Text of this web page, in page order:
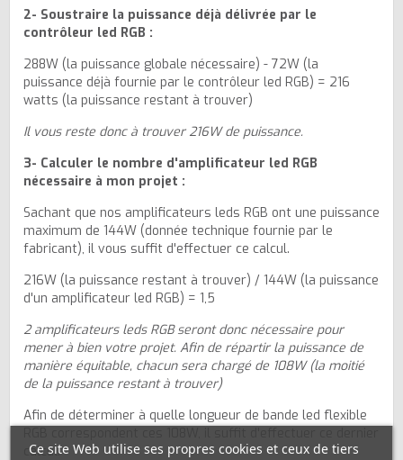
2- Soustraire la puissance déjà délivrée par le
contrôleur led RGB :
288W (la puissance globale nécessaire) - 72W (la
puissance déjà fournie par le contrôleur led RGB) = 216
watts (la puissance restant à trouver)
Il vous reste donc à trouver 216W de puissance.
3- Calculer le nombre d'amplificateur led RGB
nécessaire à mon projet :
Sachant que nos amplificateurs leds RGB ont une puissance
maximum de 144W (donnée technique fournie par le
fabricant), il vous suffit d'effectuer ce calcul.
216W (la puissance restant à trouver) / 144W (la puissance
d'un amplificateur led RGB) = 1,5
2 amplificateurs leds RGB seront donc nécessaire pour
mener à bien votre projet. Afin de répartir la puissance de
manière équitable, chacun sera chargé de 108W (la moitié
de la puissance restant à trouver)
Afin de déterminer à quelle longueur de bande led flexible
calcul.
Ce site Web utilise ses propres cookies et ceux de tiers